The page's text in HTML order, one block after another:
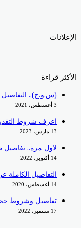
الإعلانات
الأكثر قراءة
(س.و.ج).. التفاصيل
3 أغسطس، 2021
اعرف شروط
13 مارس، 2023
لاول مرة.. تفاصيل
14 أكتوبر، 2022
التفاصيل الكاملة
14 أغسطس، 2020
تفاصيل وشروط حجز
17 سبتمبر، 2022